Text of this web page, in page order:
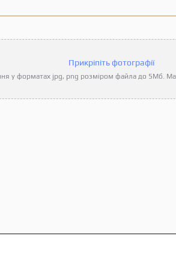
Прикріпіть фотографії
у форматах jpg, png розміром файла до 5Мб.